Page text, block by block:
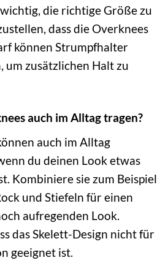
die richtige Größe zu
dass die Overknees
können Strumpfhalter
zusätzlichen Halt zu
auch im Alltag tragen?
auch im Alltag
du deinen Look etwas
Kombiniere sie zum Beispiel
und Stiefeln für einen
aufregenden Look.
das Skelett-Design nicht für
geeignet ist.